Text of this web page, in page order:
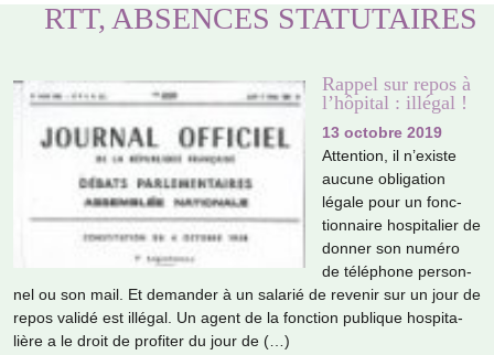
RTT, ABSENCES STATUTAIRES
Rappel sur repos à
l’hôpital : illégal !
13 octobre 2019
Attention, il n’existe
aucune obli­ga­tion
légale pour un fonc­
tion­naire hos­pi­ta­lier de
donner son numéro
de télé­phone per­son­
nel ou son mail. Et deman­der à un sala­rié de reve­nir sur un jour de
repos validé est illé­gal. Un agent de la fonc­tion publi­que hos­pi­ta­
lière a le droit de pro­fi­ter du jour de (…)